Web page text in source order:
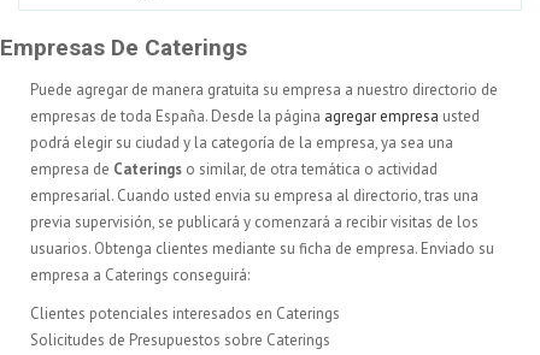
Empresas De Caterings
Puede agregar de manera gratuita su empresa a nuestro directorio de
empresas de toda España. Desde la página agregar empresa usted
podrá elegir su ciudad y la categoría de la empresa, ya sea una
empresa de Caterings o similar, de otra temática o actividad
empresarial. Cuando usted envia su empresa al directorio, tras una
previa supervisión, se publicará y comenzará a recibir visitas de los
usuarios. Obtenga clientes mediante su ficha de empresa. Enviado su
empresa a Caterings conseguirá:
Clientes potenciales interesados en Caterings
Solicitudes de Presupuestos sobre Caterings